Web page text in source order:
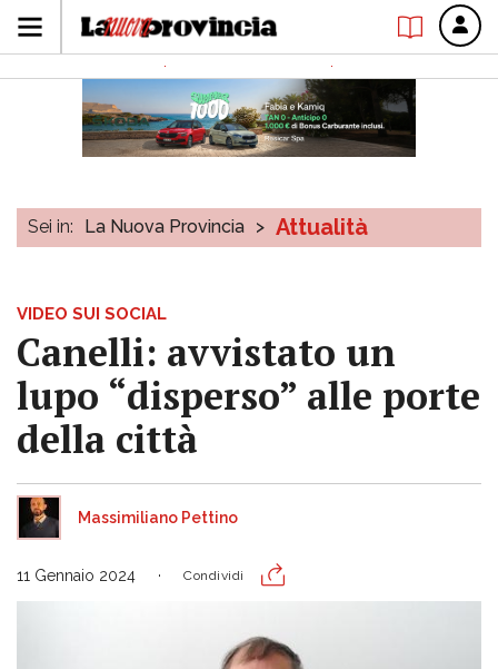
Sei in: La Nuova Provincia > Attualità
VIDEO SUI SOCIAL
Canelli: avvistato un
lupo “disperso” alle porte
della città
Massimiliano Pettino
11 Gennaio 2024 Condividi